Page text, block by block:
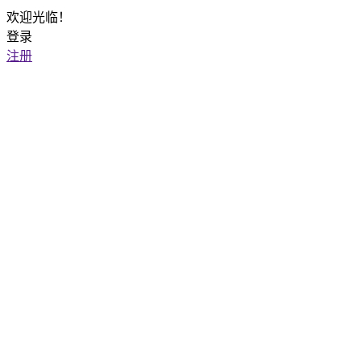
欢迎光临！
登录
注册